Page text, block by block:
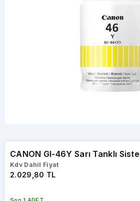
CANON GI-46Y Sarı Tanklı
Kdv Dahil Fiyat
2.029,80 TL